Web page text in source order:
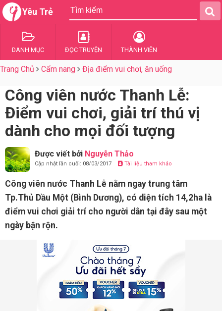
Yêu Trẻ
DANH MỤC ĐỌC TRUYỆN THÀNH VIÊN
Trang Chủ Cẩm nang Địa điểm vui chơi, ăn uống
Công viên nước Thanh Lễ:
Điểm vui chơi, giải trí thú vị
dành cho mọi đối tượng
Được viết bởi Nguyễn Thảo
Cập nhật lần cuối: 08/03/2017 Tài liệu tham khảo
Công viên nước Thanh Lễ nằm ngay trung tâm
Tp.Thủ Dầu Một (Bình Dương), có diện tích 14,2ha là
điểm vui chơi giải trí cho người dân tại đây sau một
ngày bận rộn.